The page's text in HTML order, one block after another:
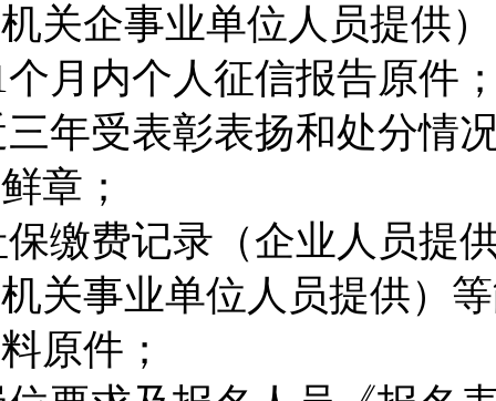
机关企事业单位人员提供）
个月内个人征信报告原件
年受表彰表扬和处分情
章 ；
缴费记录（企业人员提
关事业单位人员提供）等
原件 ；